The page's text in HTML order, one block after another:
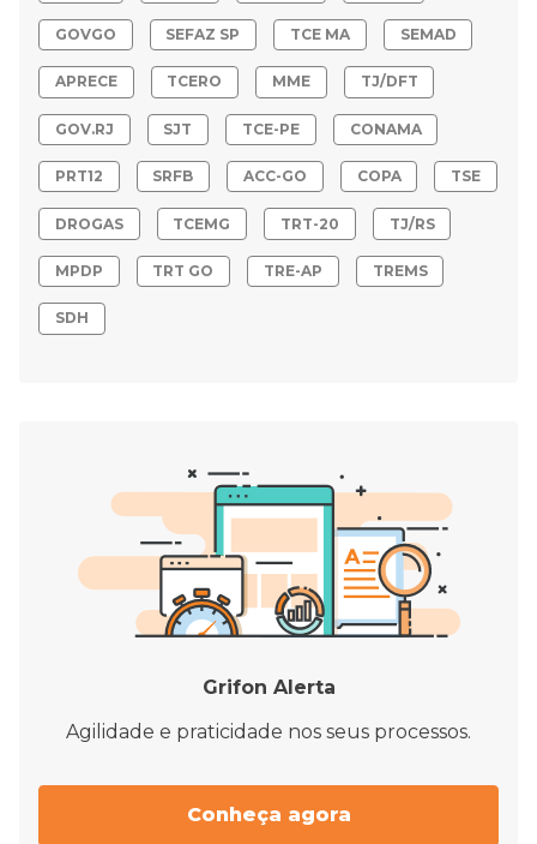
GOVGO SEFAZ SP TCE MA SEMAD
APRECE TCERO MME TJ/DFT
GOV.RJ SJT TCE-PE CONAMA
PRT12 SRFB ACC-GO COPA TSE
DROGAS TCEMG TRT-20 TJ/RS
MPDP TRT GO TRE-AP TREMS
SDH
Grifon Alerta
Agilidade e praticidade nos seus processos.
Conheça agora